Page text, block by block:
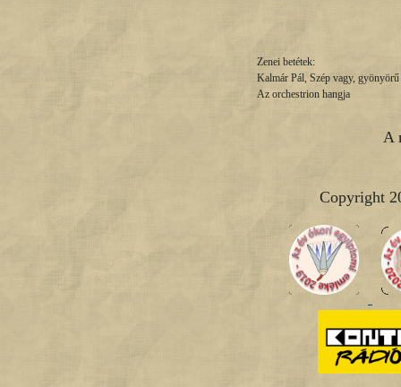
Zenei betétek:
Kalmár Pál, Szép vagy,
Az orchestrion hangja
A
Copyright